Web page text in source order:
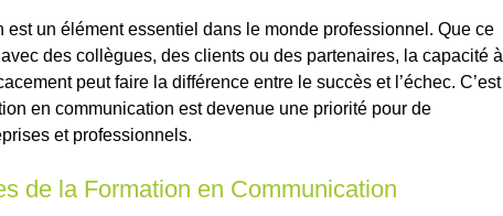
est un élément essentiel dans le monde professionnel. Que ce
des collègues, des clients ou des partenaires, la capacité à
peut faire la différence entre le succès et l’échec. C’est
en communication est devenue une priorité pour de
et professionnels.
de la Formation en Communication